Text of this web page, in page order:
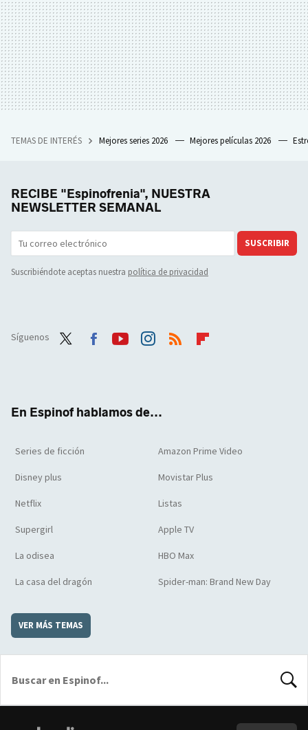
TEMAS DE INTERÉS Mejores series 2026 Mejores películas 2026
RECIBE "Espinofrenia", NUESTRA
NEWSLETTER SEMANAL
SUSCRIBIR
Suscribiéndote aceptas nuestra política de privacidad
Síguenos
En Espinof hablamos de...
Series de ficción Amazon Prime Video
Disney plus Movistar Plus
Netflix Listas
Supergirl Apple TV
La odisea HBO Max
La casa del dragón Spider-man: Brand New Day
VER MÁS TEMAS